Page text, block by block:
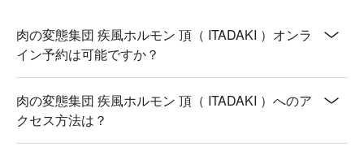
肉の変態集団 疾風ホルモン 頂（ ITADAKI ）オンラ
イン予約は可能ですか？
肉の変態集団 疾風ホルモン 頂（ ITADAKI ）へのア
クセス方法は？